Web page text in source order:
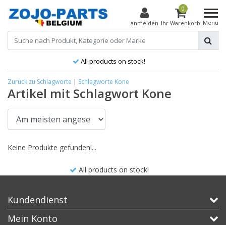
anmelden
0
Ihr Warenkorb Menu
All products on stock!
Zurück zu Schlagworte | Schlagworte Kone
Artikel mit Schlagwort Kone
Keine Produkte gefunden!...
All products on stock!
Kundendienst
Mein Konto